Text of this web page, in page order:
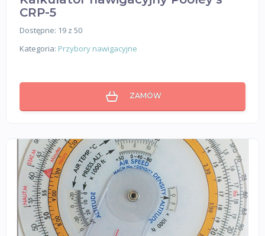
CRP-5
Dostępne: 19 z 50
Kategoria: Przybory nawigacyjne
ZAMÓW